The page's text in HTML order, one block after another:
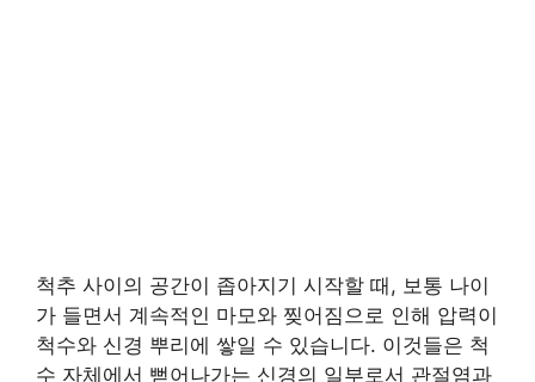
척추 사이의 공간이 좁아지기 시작할 때, 보통 나이
가 들면서 계속적인 마모와 찢어짐으로 인해 압력이
척수와 신경 뿌리에 쌓일 수 있습니다. 이것들은 척
수 자체에서 뻗어나가는 신경의 일부로서 관절염과